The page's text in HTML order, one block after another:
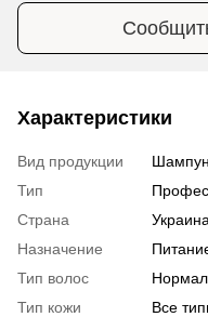
Характеристики
Вид продукции
Тип
Страна
Украина
Назначение
Тип волос
Тип кожи
Все